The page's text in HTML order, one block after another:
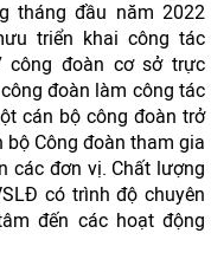
tháng đầu năm 2022
triển khai công tác
công đoàn cơ sở trực
đoàn làm công tác
cán bộ công đoàn trở
bộ Công đoàn tham gia
các đơn vị. Chất lượng
có trình độ chuyên
đến các hoạt động